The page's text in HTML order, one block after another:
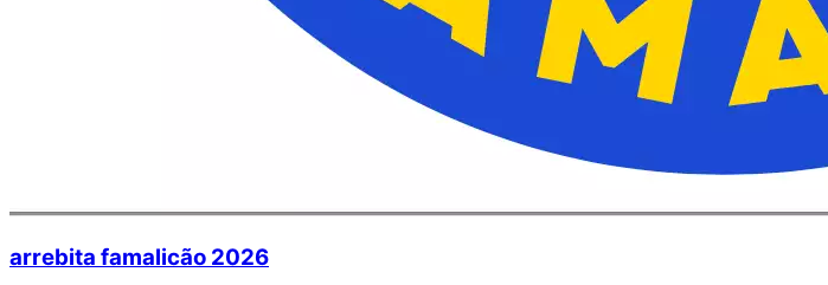
arrebita famalicão 2026